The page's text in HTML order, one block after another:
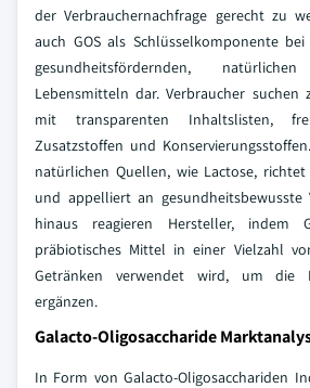
der Verbrauchernachfrage gerecht zu
auch GOS als Schlüsselkomponente
gesundheitsfördernden,
Lebensmitteln dar. Verbraucher suchen
mit transparenten Inhaltslisten,
Zusatzstoffen und
natürlichen Quellen, wie Lactose,
und appelliert an gesundheitsbewusste
hinaus reagieren Hersteller, indem
präbiotisches Mittel in einer Vielzahl
Getränken verwendet wird, um die
ergänzen.
Galacto-Oligosaccharide
In Form von Galacto-Oligosacchariden